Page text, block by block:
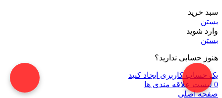
سبد خرید
بستن
وارد شوید
بستن
هنوز حسابی ندارید؟
یک حساب کاربری ایجاد کنید
0 لیست علاقه مندی ها
صفحه اصلی